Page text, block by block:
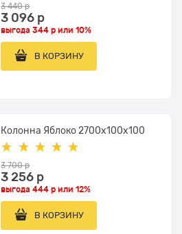
3 440 р
3 096 р
выгода344 р или10%
В КОРЗИНУ
Колонна Яблоко 2700x100х100
3 700 р
3 256 р
выгода444 р или12%
В КОРЗИНУ